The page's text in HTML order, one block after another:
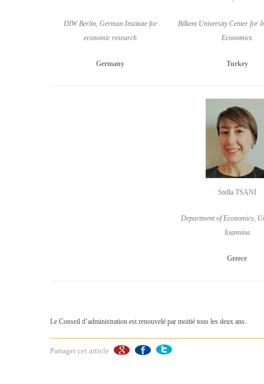
DIW Berlin, German Institute for
economic research
Germany
Bilkent University Center for
Economics
Turkey
Stella TSANI
Department of Economics,
Ioannina
Greece
Le Conseil d’administration est renouvelé par moitié tous les deux ans.
Partager cet article